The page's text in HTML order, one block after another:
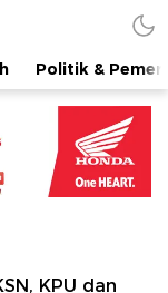
Politik &
KPU dan